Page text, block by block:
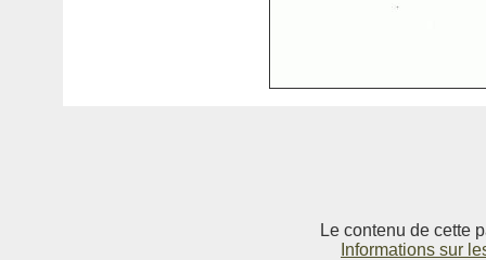
Le contenu de cette
Informations sur